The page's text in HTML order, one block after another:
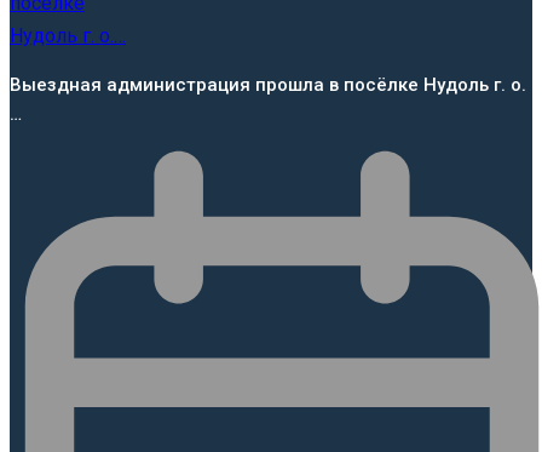
Выездная администрация прошла в посёлке Нудоль г. о.
…